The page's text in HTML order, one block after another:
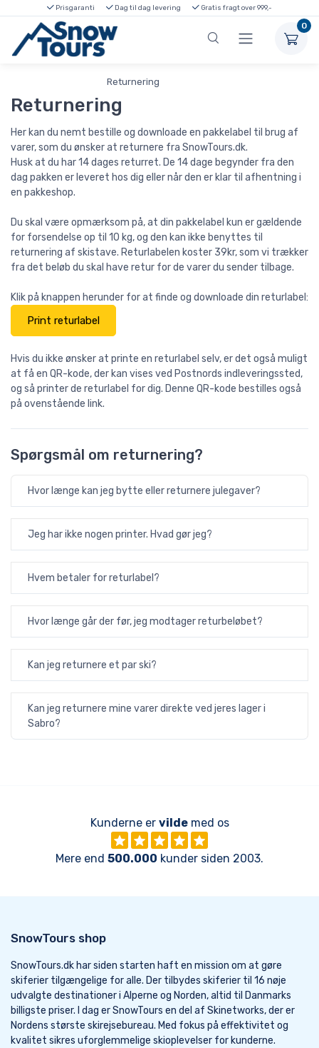
Prisgaranti Dag til dag levering Gratis fragt over 999,-
0
Returnering
Returnering
Her kan du nemt bestille og downloade en pakkelabel til brug af
varer, som du ønsker at returnere fra SnowTours.dk.
Husk at du har 14 dages returret. De 14 dage begynder fra den
dag pakken er leveret hos dig eller når den er klar til afhentning i
en pakkeshop.
Du skal være opmærksom på, at din pakkelabel kun er gældende
for forsendelse op til 10 kg, og den kan ikke benyttes til
returnering af skistave. Returlabelen koster 39kr, som vi trækker
fra det beløb du skal have retur for de varer du sender tilbage.
Klik på knappen herunder for at finde og downloade din returlabel:
Print returlabel
Hvis du ikke ønsker at printe en returlabel selv, er det også muligt
at få en QR-kode, der kan vises ved Postnords indleveringssted,
og så printer de returlabel for dig. Denne QR-kode bestilles også
på ovenstående link.
Spørgsmål om returnering?
Hvor længe kan jeg bytte eller returnere julegaver?
Jeg har ikke nogen printer. Hvad gør jeg?
Hvem betaler for returlabel?
Hvor længe går der før, jeg modtager returbeløbet?
Kan jeg returnere et par ski?
Kan jeg returnere mine varer direkte ved jeres lager i
Sabro?
Kunderne er vildemed os
Mere end 500.000 kunder siden 2003.
SnowTours shop
SnowTours.dk har siden starten haft en mission om at gøre
skiferier tilgængelige for alle. Der tilbydes skiferier til 16 nøje
udvalgte destinationer i Alperne og Norden, altid til Danmarks
billigste priser. I dag er SnowTours en del af Skinetworks, der er
Nordens største skirejsebureau. Med fokus på effektivitet og
kvalitet sikres uforglemmelige skioplevelser for kunderne.